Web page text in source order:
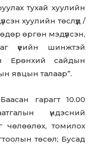
тухай хуулийн
хуулийн төслүүд /
өргөн мэдүүлсэн,
үеийн шинжтэй
Ерөнхий сайдын
явцын талаар”.
гарагт 10.00
үндэсний
чөлөөлөх, томилох
төсөл; Бусад